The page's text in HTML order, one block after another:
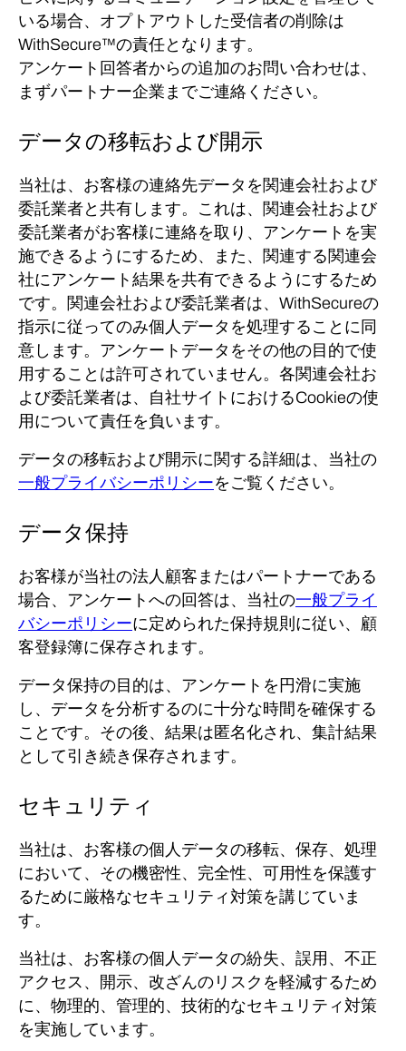
いる場合、オプトアウトした受信者の削除は
WithSecure™の責任となります。
アンケート回答者からの追加のお問い合わせは、
まずパートナー企業までご連絡ください。
データの移転および開示
当社は、お客様の連絡先データを関連会社および
委託業者と共有します。これは、関連会社および
委託業者がお客様に連絡を取り、アンケートを実
施できるようにするため、また、関連する関連会
社にアンケート結果を共有できるようにするため
です。 関連会社および委託業者は、WithSecureの
指示に従ってのみ個人データを処理することに同
意します。 アンケートデータをその他の目的で使
用することは許可されていません。 各関連会社お
よび委託業者は、自社サイトにおけるCookieの使
用について責任を負います。
データの移転および開示に関する詳細は、当社の
一般プライバシーポリシーをご覧ください。
データ保持
お客様が当社の法人顧客またはパートナーである
場合、アンケートへの回答は、当社の一般プライ
バシーポリシーに定められた保持規則に従い、顧
客登録簿に保存されます。
データ保持の目的は、アンケートを円滑に実施
し、データを分析するのに十分な時間を確保する
ことです。 その後、結果は匿名化され、集計結果
として引き続き保存されます。
セキュリティ
当社は、お客様の個人データの移転、保存、処理
において、その機密性、完全性、可用性を保護す
るために厳格なセキュリティ対策を講じていま
す。
当社は、お客様の個人データの紛失、誤用、不正
アクセス、開示、改ざんのリスクを軽減するため
に、物理的、管理的、技術的なセキュリティ対策
を実施しています。